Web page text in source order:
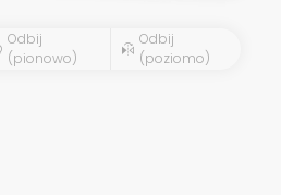
Odbij
(pionowo)
Odbij
(poziomo)